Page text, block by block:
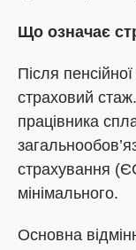
Що означає
Після
страховий
працівника
страхування
мінімального.
Основна